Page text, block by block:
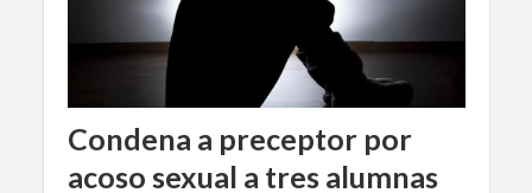
Condena a preceptor por
acoso sexual a tres alumnas